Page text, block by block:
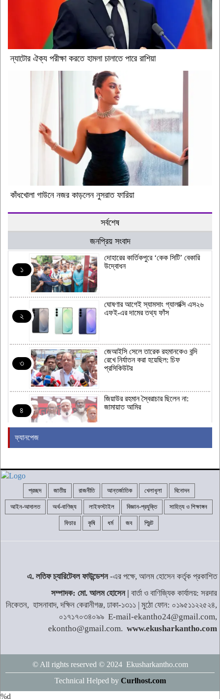
ন্যাটোর ঐক্য পরীক্ষা করতে হামলা চালাতে পারে রাশিয়া
কাঁধখোলা গাউনে নজর কাড়লেন নুসরাত ফারিয়া
সর্বশেষ
জনপ্রিয় সংবাদ
১
দোহারের কার্তিকপুরে ‘কেক সিটি’ বেকারি
উদ্বোধন
২
ঘোষণার আগেই স্যামসাং গ্যালাক্সি এস২৬
এফই-এর দামের তথ্য ফাঁস
৩
জেআইসি সেলে তারেক রহমানকেও বন্দি
রেখে নির্যাতন করা হয়েছিল: চিফ
প্রসিকিউটর
৪
জিয়াউর রহমান স্বৈরাচার ছিলেন না:
জামায়াত আমির
৬
কাঁধখোলা গাউনে নজর কাড়লেন নুসরাত
ফারিয়া
মাইক্রোপ্লাস্টিকের সঙ্গে কি হার্ট অ্যাটাকের
চালিয়ে যাচ্ছে সরকার: প্রধানমন্ত্রী
নাটোরে বাস-নছিমনের মুখোমুখি সংঘর্ষে তিন
১০
র‍্যাব বিলুপ্ত হয়ে নতুন নামে আসছে
ফ্যানপেজ
প্রচ্ছদ জাতীয় রাজনীতি আন্তর্জাতিক খেলাধূলা বিনোদন
আইন-আদালত অর্থ-বাণিজ্য লাইফস্টাইল বিজ্ঞান-প্রযুক্তি সাহিত্য ও শিক্ষাঙ্গন
ফিচার কৃষি ধর্ম জব প্রিন্ট
এ. লতিফ চ্যারিটেবল ফাউন্ডেশন-এর পক্ষে, আলম হোসেন কর্তৃক প্রকাশিত
সম্পাদক: মো. আলম হোসেন | বার্তা ও বাণিজ্যিক কার্যালয়: সরদার
নিকেতন, হাসনাবাদ, দক্ষিন কেরানীগঞ্জ, ঢাকা-১৩১১ | মুঠো ফোন: ০১৯৫১১২২৫২৪,
০১৭১৭০৩৪০৯৯ E-mail-ekantho24@gmail.com,
ekontho@gmail.com. www.ekusharkantho.com
© All rights reserved © 2024 Ekusharkantho.com
Technical Helped by Curlhost.com
%d